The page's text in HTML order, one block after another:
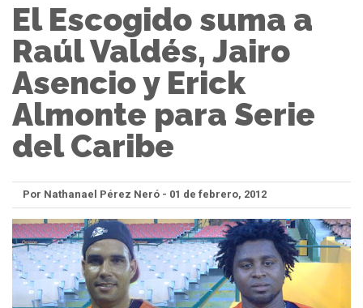
El Escogido suma a
Raúl Valdés, Jairo
Asencio y Erick
Almonte para Serie
del Caribe
Por Nathanael Pérez Neró - 01 de febrero, 2012